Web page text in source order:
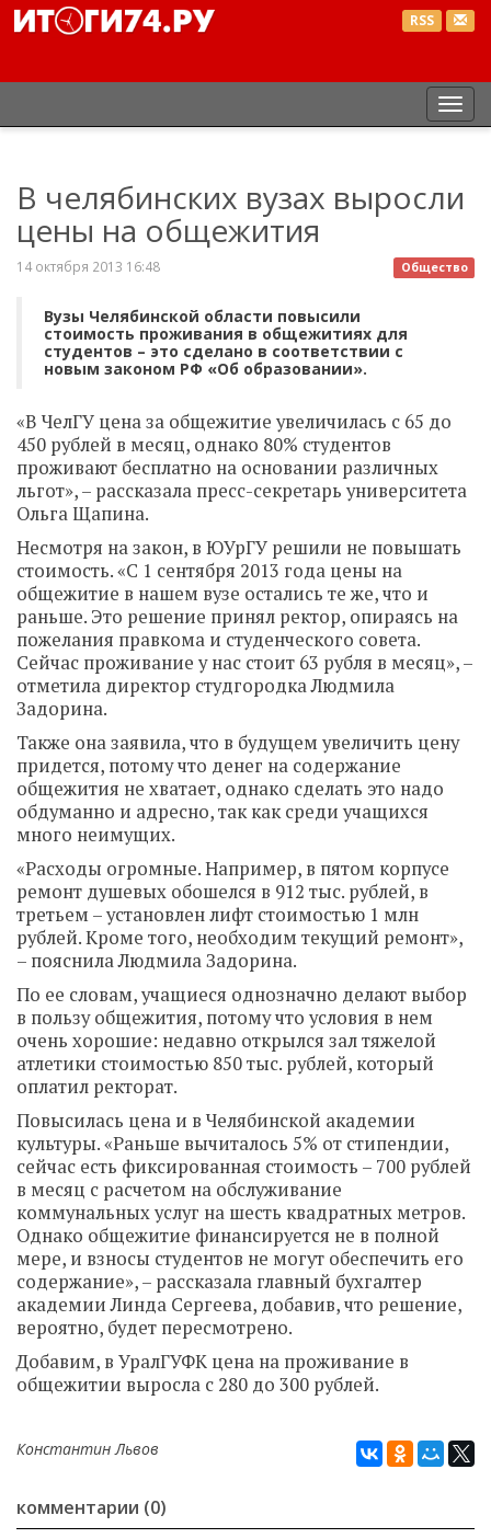
RSS
В челябинских вузах выросли
цены на общежития
Общество
14 октября 2013 16:48
Вузы Челябинской области повысили
стоимость проживания в общежитиях для
студентов – это сделано в соответствии с
новым законом РФ «Об образовании».
«В ЧелГУ цена за общежитие увеличилась с 65 до
450 рублей в месяц, однако 80% студентов
проживают бесплатно на основании различных
льгот», – рассказала пресс-секретарь университета
Ольга Щапина.
Несмотря на закон, в ЮУрГУ решили не повышать
стоимость. «С 1 сентября 2013 года цены на
общежитие в нашем вузе остались те же, что и
раньше. Это решение принял ректор, опираясь на
пожелания правкома и студенческого совета.
Сейчас проживание у нас стоит 63 рубля в месяц», –
отметила директор студгородка Людмила
Задорина.
Также она заявила, что в будущем увеличить цену
придется, потому что денег на содержание
общежития не хватает, однако сделать это надо
обдуманно и адресно, так как среди учащихся
много неимущих.
«Расходы огромные. Например, в пятом корпусе
ремонт душевых обошелся в 912 тыс. рублей, в
третьем – установлен лифт стоимостью 1 млн
рублей. Кроме того, необходим текущий ремонт»,
– пояснила Людмила Задорина.
По ее словам, учащиеся однозначно делают выбор
в пользу общежития, потому что условия в нем
очень хорошие: недавно открылся зал тяжелой
атлетики стоимостью 850 тыс. рублей, который
оплатил ректорат.
Повысилась цена и в Челябинской академии
культуры. «Раньше вычиталось 5% от стипендии,
сейчас есть фиксированная стоимость – 700 рублей
в месяц с расчетом на обслуживание
коммунальных услуг на шесть квадратных метров.
Однако общежитие финансируется не в полной
мере, и взносы студентов не могут обеспечить его
содержание», – рассказала главный бухгалтер
академии Линда Сергеева, добавив, что решение,
вероятно, будет пересмотрено.
Добавим, в УралГУФК цена на проживание в
общежитии выросла с 280 до 300 рублей.
Константин Львов
комментарии (0)